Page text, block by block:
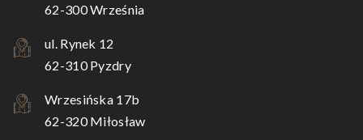
62-300 Września
ul. Rynek 12
62-310 Pyzdry
Wrzesińska 17b
62-320 Miłosław